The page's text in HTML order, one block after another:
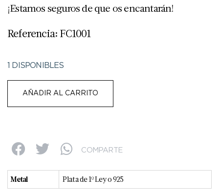
¡Estamos seguros de que os encantarán!
Referencia: FC1001
1 DISPONIBLES
AÑADIR AL CARRITO
COMPARTE
Metal Plata de 1º Ley o 925